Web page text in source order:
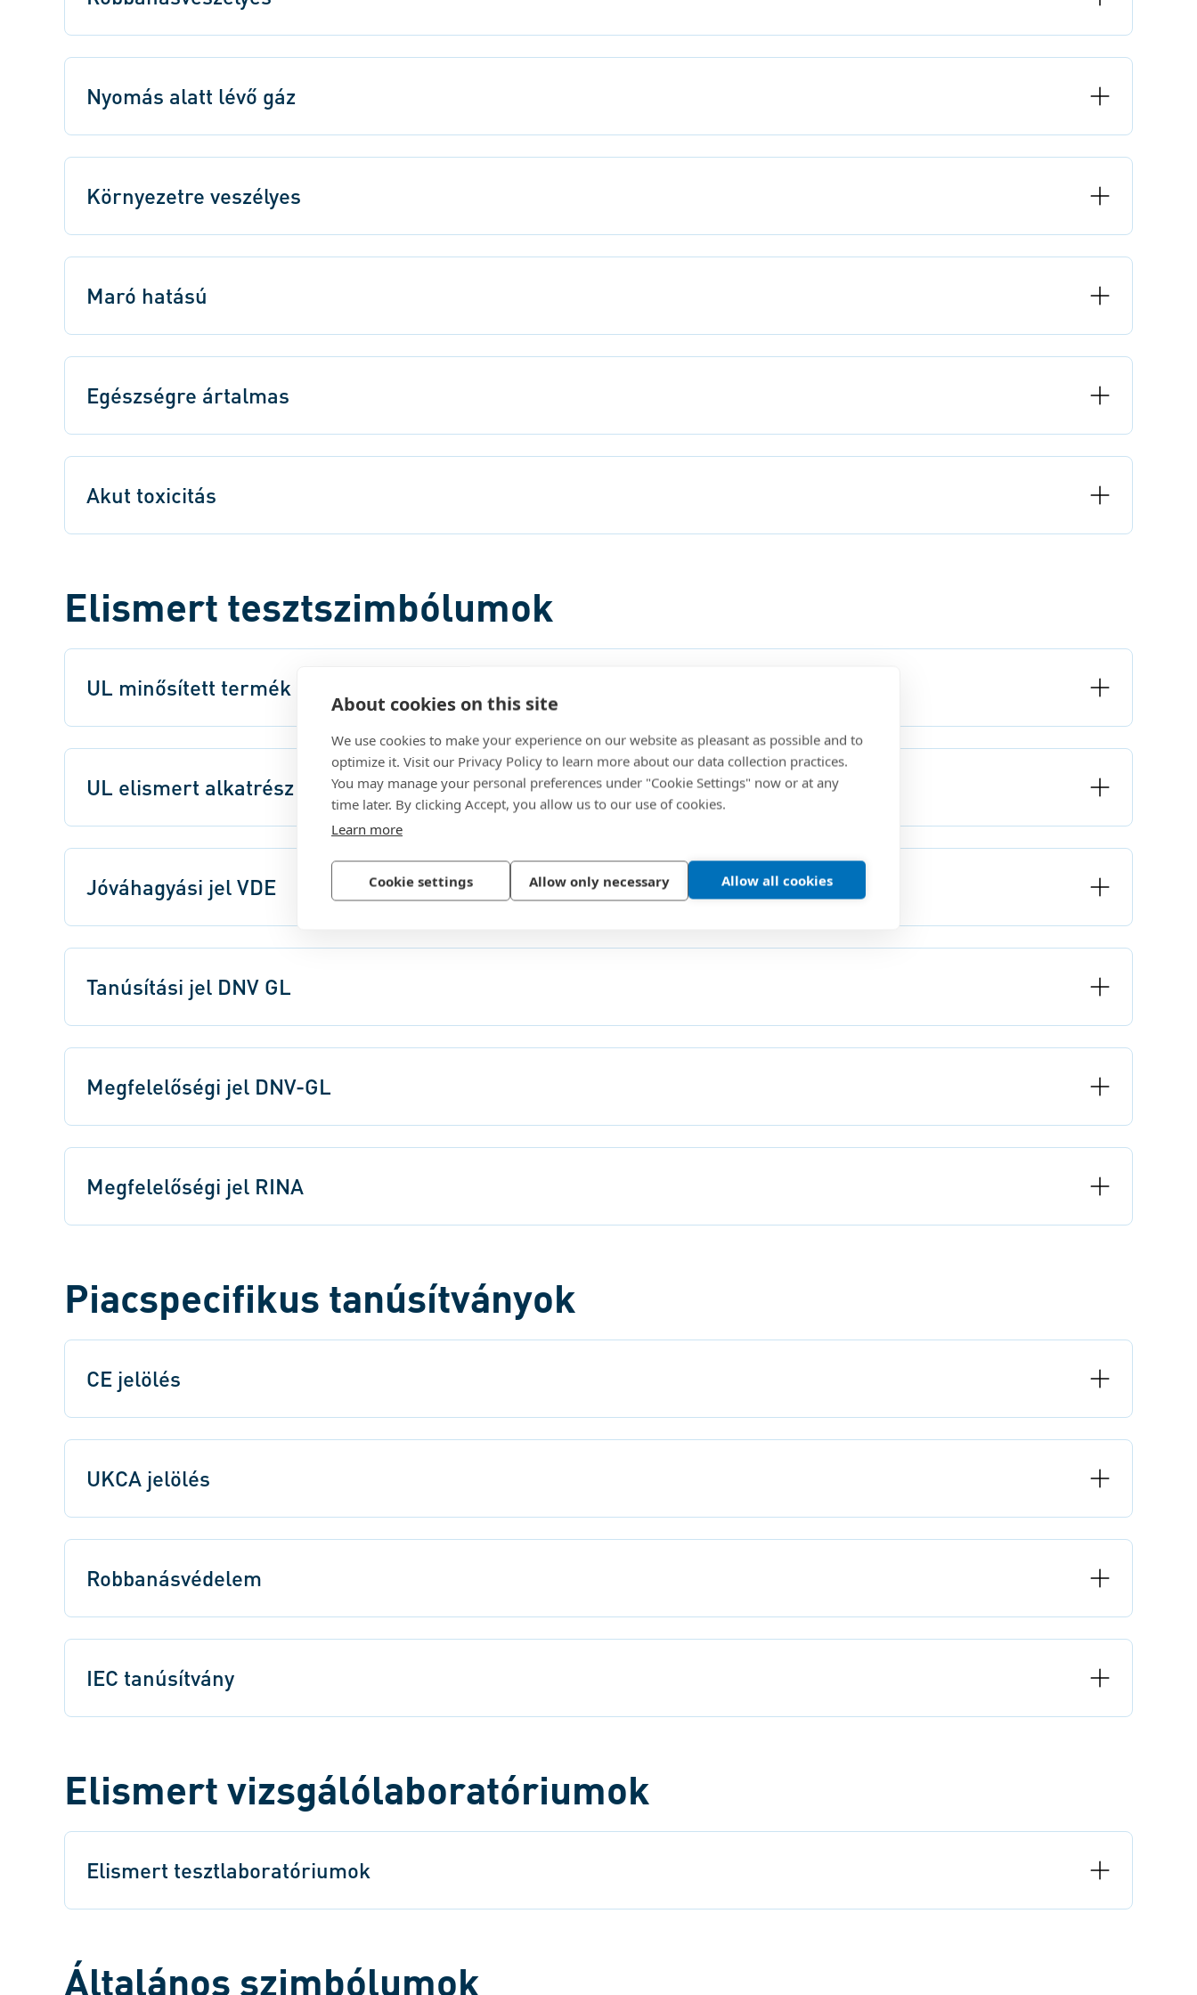
About cookies on this site
We use cookies to make your experience on our website as pleasant as possible and to
optimize it. Visit our Privacy Policy to learn more about our data collection practices.
You may manage your personal preferences under "Cookie Settings" now or at any
time later. By clicking Accept, you allow us to our use of cookies.
Learn more
Cookie settings Allow only necessary Allow all cookies
Nyomás alatt lévő gáz
Környezetre veszélyes
Maró hatású
Egészségre ártalmas
Akut toxicitás
Elismert tesztszimbólumok
UL minősített termék
UL elismert alkatrész
Jóváhagyási jel VDE
Tanúsítási jel DNV GL
Megfelelőségi jel DNV-GL
Megfelelőségi jel RINA
Piacspecifikus tanúsítványok
CE jelölés
UKCA jelölés
Robbanásvédelem
IEC tanúsítvány
Elismert vizsgálólaboratóriumok
Elismert tesztlaboratóriumok
Általános szimbólumok